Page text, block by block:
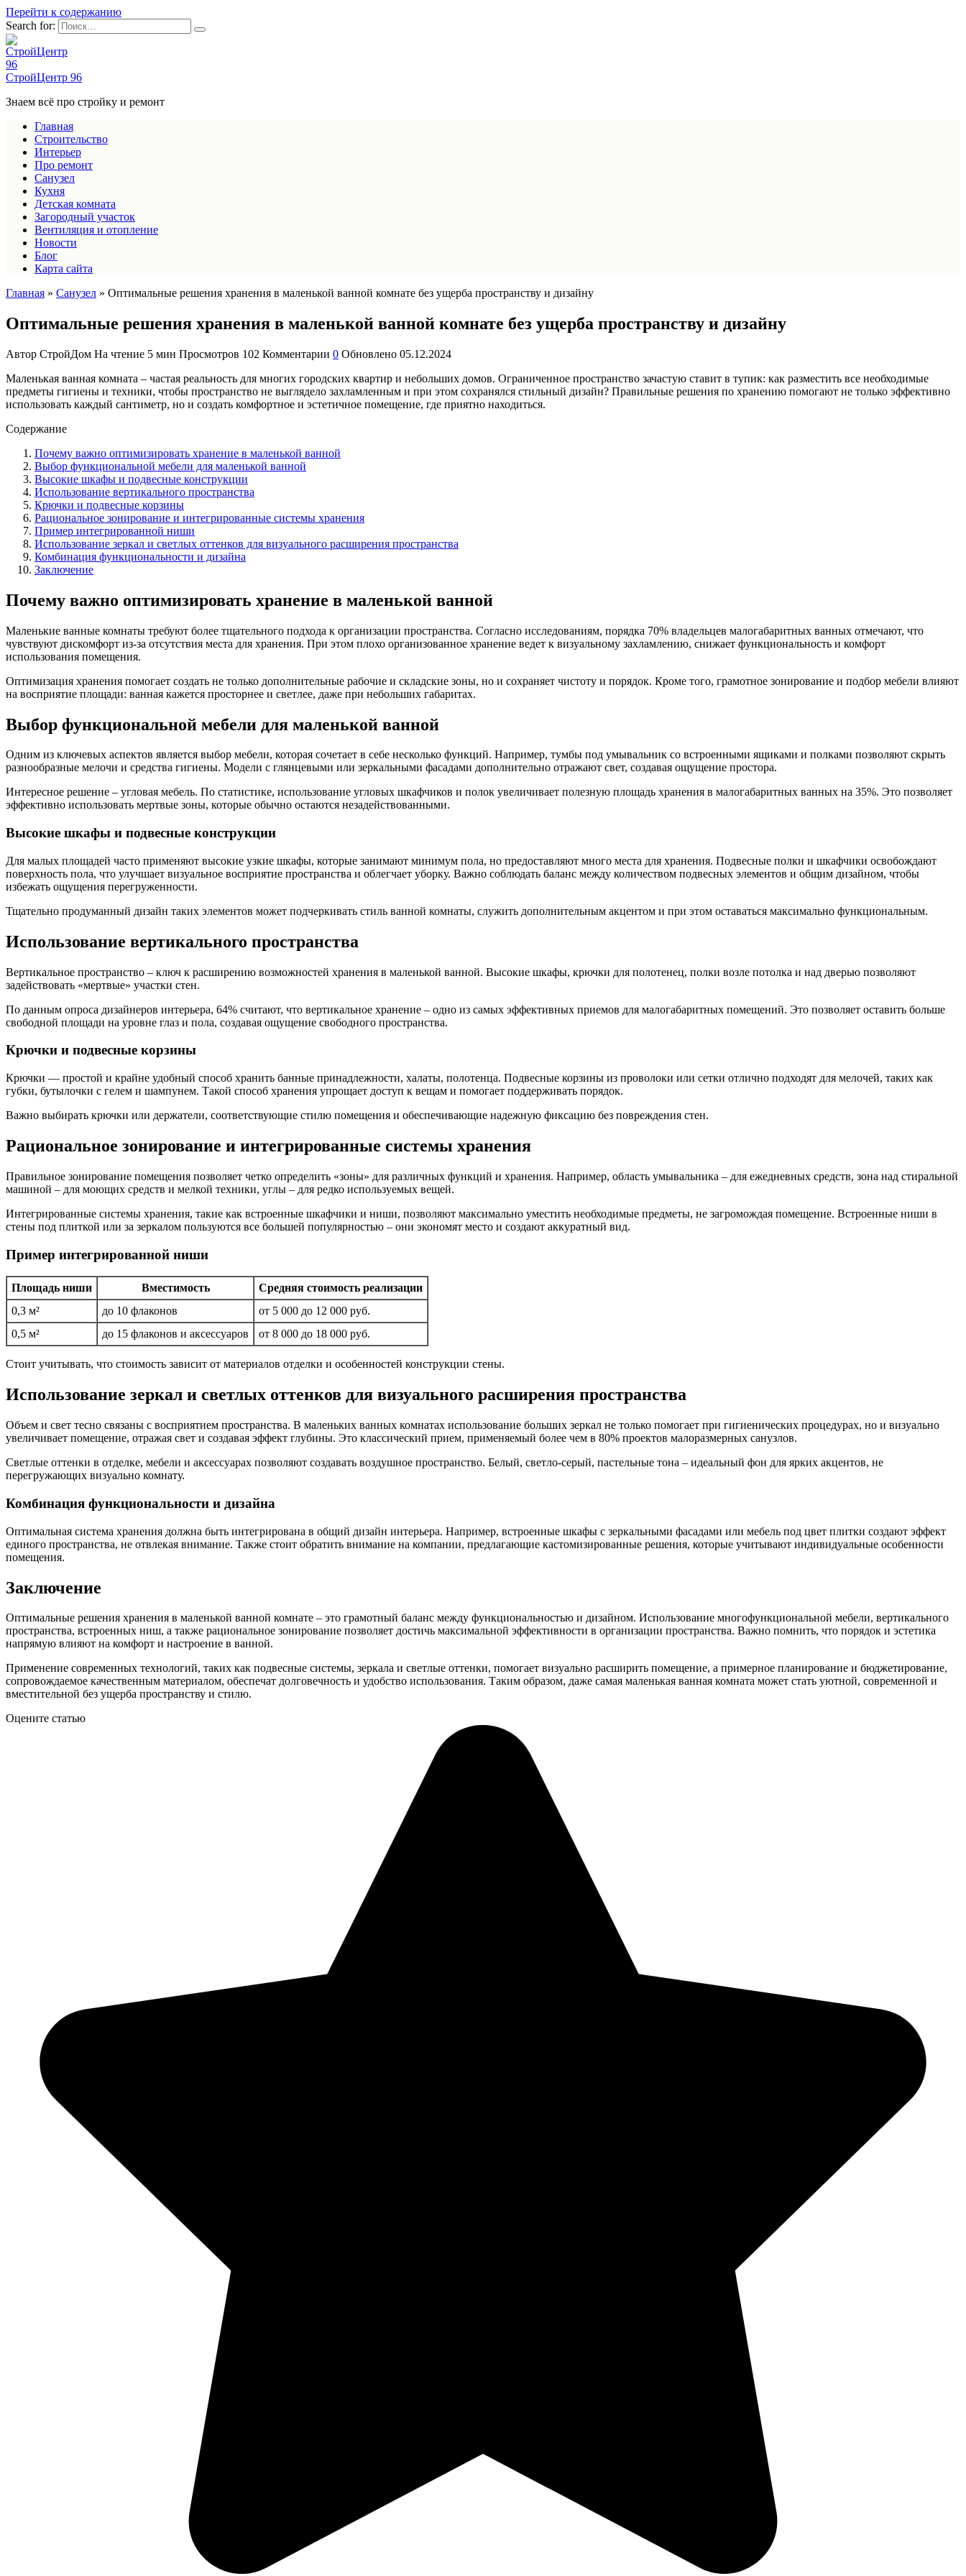
Перейти к содержанию
Search for:
СтройЦентр 96
Знаем всё про стройку и ремонт
Главная
Строительство
Интерьер
Про ремонт
Санузел
Кухня
Детская комната
Загородный участок
Вентиляция и отопление
Новости
Блог
Карта сайта
Главная » Санузел » Оптимальные решения хранения в маленькой ванной комнате без ущерба пространству и дизайну
Оптимальные решения хранения в маленькой ванной комнате без ущерба пространству и дизайну
Автор СтройДом На чтение 5 мин Просмотров 102 Комментарии 0 Обновлено 05.12.2024
Маленькая ванная комната – частая реальность для многих городских квартир и небольших домов. Ограниченное пространство зачастую ставит в тупик: как разместить все необходимые
предметы гигиены и техники, чтобы пространство не выглядело захламленным и при этом сохранялся стильный дизайн? Правильные решения по хранению помогают не только эффективно
использовать каждый сантиметр, но и создать комфортное и эстетичное помещение, где приятно находиться.
Содержание
Почему важно оптимизировать хранение в маленькой ванной
Выбор функциональной мебели для маленькой ванной
Высокие шкафы и подвесные конструкции
Использование вертикального пространства
Крючки и подвесные корзины
Рациональное зонирование и интегрированные системы хранения
Пример интегрированной ниши
Использование зеркал и светлых оттенков для визуального расширения пространства
Комбинация функциональности и дизайна
Заключение
Почему важно оптимизировать хранение в маленькой ванной
Маленькие ванные комнаты требуют более тщательного подхода к организации пространства. Согласно исследованиям, порядка 70% владельцев малогабаритных ванных отмечают, что
чувствуют дискомфорт из-за отсутствия места для хранения. При этом плохо организованное хранение ведет к визуальному захламлению, снижает функциональность и комфорт
использования помещения.
Оптимизация хранения помогает создать не только дополнительные рабочие и складские зоны, но и сохраняет чистоту и порядок. Кроме того, грамотное зонирование и подбор мебели влияют
на восприятие площади: ванная кажется просторнее и светлее, даже при небольших габаритах.
Выбор функциональной мебели для маленькой ванной
Одним из ключевых аспектов является выбор мебели, которая сочетает в себе несколько функций. Например, тумбы под умывальник со встроенными ящиками и полками позволяют скрыть
разнообразные мелочи и средства гигиены. Модели с глянцевыми или зеркальными фасадами дополнительно отражают свет, создавая ощущение простора.
Интересное решение – угловая мебель. По статистике, использование угловых шкафчиков и полок увеличивает полезную площадь хранения в малогабаритных ванных на 35%. Это позволяет
эффективно использовать мертвые зоны, которые обычно остаются незадействованными.
Высокие шкафы и подвесные конструкции
Для малых площадей часто применяют высокие узкие шкафы, которые занимают минимум пола, но предоставляют много места для хранения. Подвесные полки и шкафчики освобождают
поверхность пола, что улучшает визуальное восприятие пространства и облегчает уборку. Важно соблюдать баланс между количеством подвесных элементов и общим дизайном, чтобы
избежать ощущения перегруженности.
Тщательно продуманный дизайн таких элементов может подчеркивать стиль ванной комнаты, служить дополнительным акцентом и при этом оставаться максимально функциональным.
Использование вертикального пространства
Вертикальное пространство – ключ к расширению возможностей хранения в маленькой ванной. Высокие шкафы, крючки для полотенец, полки возле потолка и над дверью позволяют
задействовать «мертвые» участки стен.
По данным опроса дизайнеров интерьера, 64% считают, что вертикальное хранение – одно из самых эффективных приемов для малогабаритных помещений. Это позволяет оставить больше
свободной площади на уровне глаз и пола, создавая ощущение свободного пространства.
Крючки и подвесные корзины
Крючки — простой и крайне удобный способ хранить банные принадлежности, халаты, полотенца. Подвесные корзины из проволоки или сетки отлично подходят для мелочей, таких как
губки, бутылочки с гелем и шампунем. Такой способ хранения упрощает доступ к вещам и помогает поддерживать порядок.
Важно выбирать крючки или держатели, соответствующие стилю помещения и обеспечивающие надежную фиксацию без повреждения стен.
Рациональное зонирование и интегрированные системы хранения
Правильное зонирование помещения позволяет четко определить «зоны» для различных функций и хранения. Например, область умывальника – для ежедневных средств, зона над стиральной
машиной – для моющих средств и мелкой техники, углы – для редко используемых вещей.
Интегрированные системы хранения, такие как встроенные шкафчики и ниши, позволяют максимально уместить необходимые предметы, не загромождая помещение. Встроенные ниши в
стены под плиткой или за зеркалом пользуются все большей популярностью – они экономят место и создают аккуратный вид.
Пример интегрированной ниши
Площадь ниши Вместимость
Средняя стоимость реализации
0,3 м²
до 10 флаконов
от 5 000 до 12 000 руб.
0,5 м²
до 15 флаконов и аксессуаров от 8 000 до 18 000 руб.
Стоит учитывать, что стоимость зависит от материалов отделки и особенностей конструкции стены.
Использование зеркал и светлых оттенков для визуального расширения пространства
Объем и свет тесно связаны с восприятием пространства. В маленьких ванных комнатах использование больших зеркал не только помогает при гигиенических процедурах, но и визуально
увеличивает помещение, отражая свет и создавая эффект глубины. Это классический прием, применяемый более чем в 80% проектов малоразмерных санузлов.
Светлые оттенки в отделке, мебели и аксессуарах позволяют создавать воздушное пространство. Белый, светло-серый, пастельные тона – идеальный фон для ярких акцентов, не
перегружающих визуально комнату.
Комбинация функциональности и дизайна
Оптимальная система хранения должна быть интегрирована в общий дизайн интерьера. Например, встроенные шкафы с зеркальными фасадами или мебель под цвет плитки создают эффект
единого пространства, не отвлекая внимание. Также стоит обратить внимание на компании, предлагающие кастомизированные решения, которые учитывают индивидуальные особенности
помещения.
Заключение
Оптимальные решения хранения в маленькой ванной комнате – это грамотный баланс между функциональностью и дизайном. Использование многофункциональной мебели, вертикального
пространства, встроенных ниш, а также рациональное зонирование позволяет достичь максимальной эффективности в организации пространства. Важно помнить, что порядок и эстетика
напрямую влияют на комфорт и настроение в ванной.
Применение современных технологий, таких как подвесные системы, зеркала и светлые оттенки, помогает визуально расширить помещение, а примерное планирование и бюджетирование,
сопровождаемое качественным материалом, обеспечат долговечность и удобство использования. Таким образом, даже самая маленькая ванная комната может стать уютной, современной и
вместительной без ущерба пространству и стилю.
Оцените статью